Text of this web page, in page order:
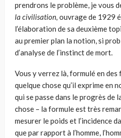
prendrons le problème, je vous
la civilisation, ouvrage de 1929
l’élaboration de sa deuxième
au premier plan la notion, si
d’analyse de l’instinct de mort.
Vous y verrez là, formulé en
quelque chose qu’il exprime en
qui se passe dans le progrès de
chose – la formule est très
mesurer le poids et l’incidence
que par rapport à l’homme,